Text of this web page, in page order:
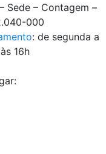
Sede – Contagem –
000
: de segunda a
16h